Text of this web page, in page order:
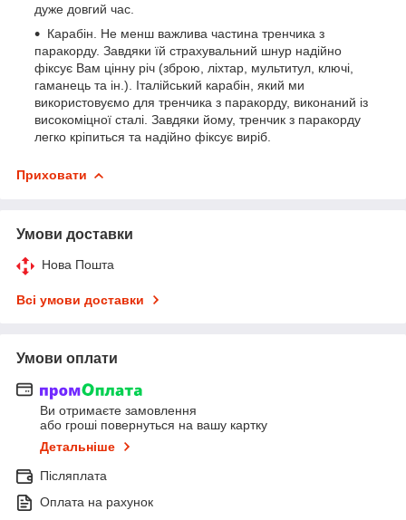
дуже довгий час.
Карабін. Не менш важлива частина тренчика з
паракорду. Завдяки їй страхувальний шнур надійно
фіксує Вам цінну річ (зброю, ліхтар, мультитул, ключі,
гаманець та ін.). Італійський карабін, який ми
використовуємо для тренчика з паракорду, виконаний із
високоміцної сталі. Завдяки йому, тренчик з паракорду
легко кріпиться та надійно фіксує виріб.
Приховати
Умови доставки
Нова Пошта
Всі умови доставки
Умови оплати
Ви отримаєте замовлення
або гроші повернуться на вашу картку
Детальніше
Післяплата
Оплата на рахунок